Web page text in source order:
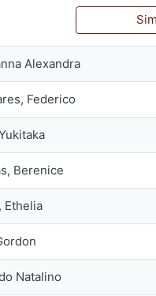
Alexandra
Federico
Berenice
Ethelia
Natalino